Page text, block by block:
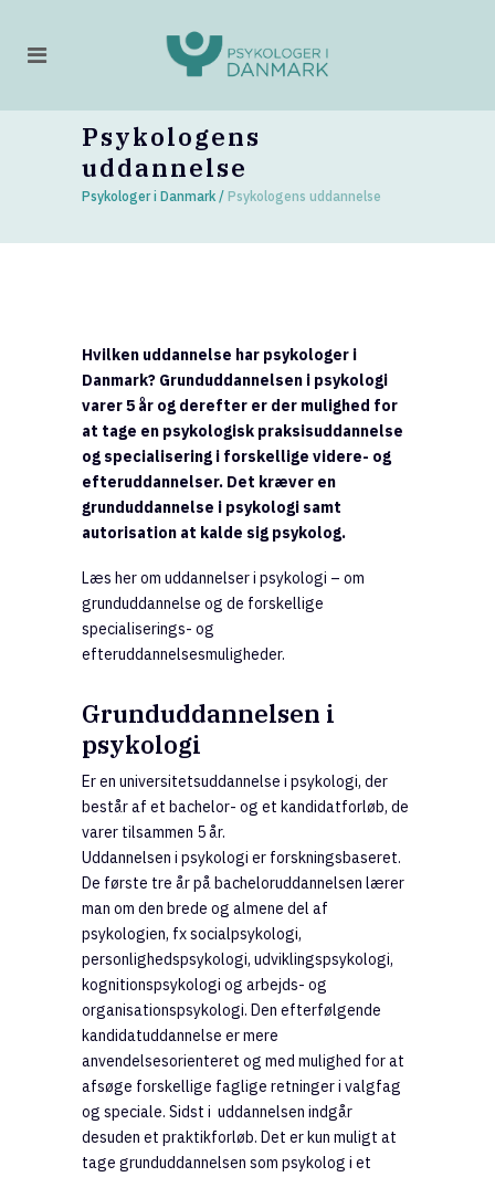
Psykologens
uddannelse
Psykologer i Danmark / Psykologens uddannelse
Hvilken uddannelse har psykologer i
Danmark? Grunduddannelsen i psykologi
varer 5 år og derefter er der mulighed for
at tage en psykologisk praksisuddannelse
og specialisering i forskellige videre- og
efteruddannelser. Det kræver en
grunduddannelse i psykologi samt
autorisation at kalde sig psykolog.
Læs her om uddannelser i psykologi – om
grunduddannelse og de forskellige
specialiserings- og
efteruddannelsesmuligheder.
Grunduddannelsen i
psykologi
Er en universitetsuddannelse i psykologi, der
består af et bachelor- og et kandidatforløb, de
varer tilsammen 5 år.
Uddannelsen i psykologi er forskningsbaseret.
De første tre år på bacheloruddannelsen lærer
man om den brede og almene del af
psykologien, fx socialpsykologi,
personlighedspsykologi, udviklingspsykologi,
kognitionspsykologi og arbejds- og
organisationspsykologi. Den efterfølgende
kandidatuddannelse er mere
anvendelsesorienteret og med mulighed for at
afsøge forskellige faglige retninger i valgfag
og speciale. Sidst i uddannelsen indgår
desuden et praktikforløb. Det er kun muligt at
tage grunduddannelsen som psykolog i et